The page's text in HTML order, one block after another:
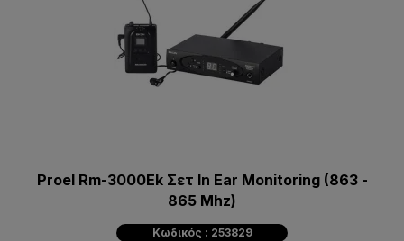
Proel Rm-3000Ek Σετ In Ear Monitoring (863 -
865 Mhz)
Κωδικός : 253829